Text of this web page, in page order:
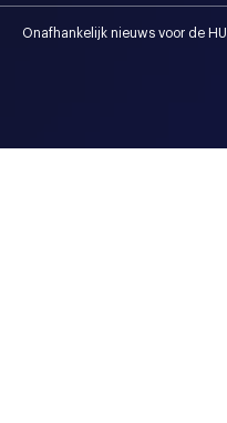
Onafhankelijk nieuws voor de HU